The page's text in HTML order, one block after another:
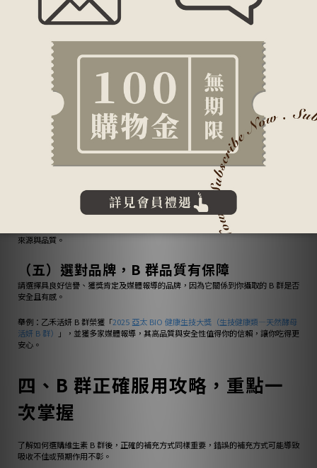
這些活性形式的 B 群更容易被直接利用，對於吸收力較弱的族群來說，會是更適合
（四）複方成分：提升 B 群的加分項
有些 B 群產品會額外添加其他營養素，來達到更好的協同作用或提供特殊作用。這
正是挑選優質 B 群產品時，可以特別關注的加分點。
乙禾活姸 B 群
為例，它不僅提供完整的 8 種 B 群維生素，更貼心添加了維生素
C 和維生素 D，讓健康維持更加全面：
維生素 C ：具抗氧化作用，它不僅能促進膠原蛋白形成，有助於維持細緻
和好狀態，更能協同 B 群的吸收效率，並強化基礎力
：幫助骨骼與牙齒的生長發育，促進釋放骨鈣以維持血鈣平衡，
有助於維持神經、肌肉的正常生理現代人因審美觀與防曬觀念影響導致容
易缺乏維生素 D，額外補充能輕鬆帶著愉悅與活力向前衝
：有些產品也可能添加礦物質（如鎂、鋅）來協助能量
正常代謝，或草本萃取物（如牛磺酸、肌醇）來提升工作效率與幫助入睡
※ 小提醒：選擇複方 B 群時，請確認其添加的成分是否符合你的需求，並注意其
來源與品質。
（五）選對品牌，B 群品質有保障
請選擇具良好信譽、獲獎肯定及媒體報導的品牌，因為它關係到你攝取的 B 群是否
安全且有感。
舉例：乙禾活妍 B 群榮獲「2025 亞太 BIO 健康生技大獎（生技健康類—天然酵母
活妍 B 群）
」，並獲多家媒體報導，其高品質與安全性值得你的信賴，讓你吃得更
安心。
四、B 群正確服用攻略，重點一
次掌握
了解如何選購維生素 B 群後，正確的補充方式同樣重要，錯誤的補充方式可能導致
吸收不佳或預期作用不彰。